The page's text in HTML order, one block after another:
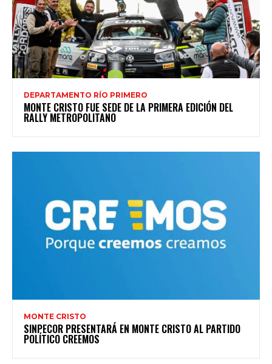
DEPARTAMENTO RÍO PRIMERO
MONTE CRISTO FUE SEDE DE LA PRIMERA EDICIÓN DEL
RALLY METROPOLITANO
MONTE CRISTO
SINPECOR PRESENTARÁ EN MONTE CRISTO AL PARTIDO
POLÍTICO CREEMOS